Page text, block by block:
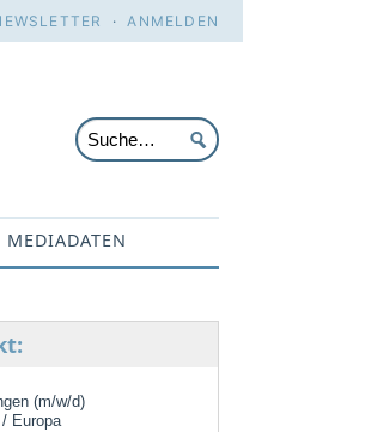
·ANMELDEN
MEDIADATEN
(m/w/d)
Europa